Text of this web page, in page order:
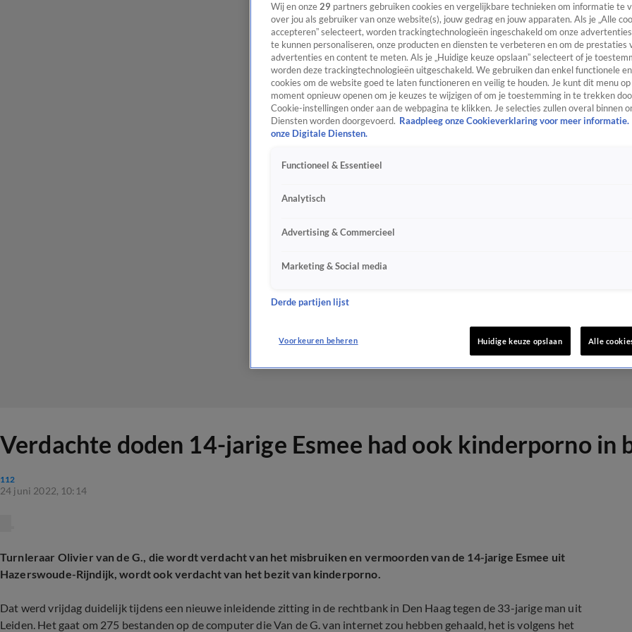
Verdachte doden 14-jarige Esmee had ook kinderporno in
112
24 juni 2022, 10:14
Turnleraar Olivier van de G., die wordt verdacht van het misbruiken en vermoorden van de 14-jarige Esmee uit
Hazerswoude-Rijndijk, wordt ook verdacht van het bezit van kinderporno.
Dat werd vrijdag duidelijk tijdens een nieuwe inleidende zitting in de rechtbank in Den Haag tegen de 33-jarige man uit
Leiden. Het gaat om 275 bestanden op de computer die Van de G. van internet zou hebben gehaald, het is volgens het
Wij en onze 29 partners gebruiken cookies en vergelijkbare technieken om informatie te
over jou als gebruiker van onze website(s), jouw gedrag en jouw apparaten. Als je „Alle
accepteren” selecteert, worden trackingtechnologieën ingeschakeld om onze
te kunnen personaliseren, onze producten en diensten te verbeteren en om de prestaties
advertenties en content te meten. Als je „Huidige keuze opslaan” selecteert of je
worden deze trackingtechnologieën uitgeschakeld. We gebruiken dan enkel functionele
cookies om de website goed te laten functioneren en veilig te houden. Je kunt dit menu
moment opnieuw openen om je keuzes te wijzigen of om je toestemming in te trekken
Cookie-instellingen onder aan de webpagina te klikken. Je selecties zullen overal binnen
Diensten worden doorgevoerd. Raadpleeg onze Cookieverklaring voor meer informatie.
onze Digitale Diensten.
Functioneel & Essentieel
Analytisch
Advertising & Commercieel
Marketing & Social media
Derde partijen lijst
Voorkeuren beheren Huidige keuze opslaan Alle